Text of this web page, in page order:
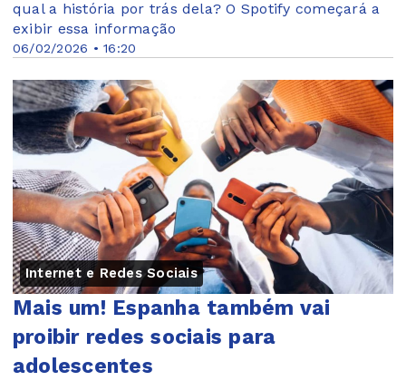
06/02/2026 • 16:20
qual a história por trás dela? O Spotify começará a
exibir essa informação
Internet e Redes Sociais
Mais um! Espanha também vai
proibir redes sociais para
adolescentes